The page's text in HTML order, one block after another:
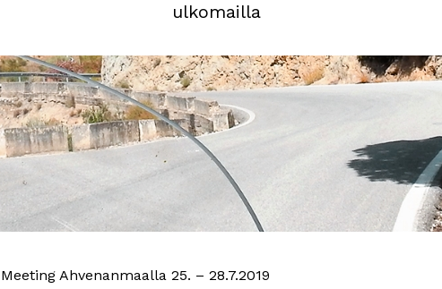
ulkomailla
Ahvenanmaalla 25. – 28.7.2019